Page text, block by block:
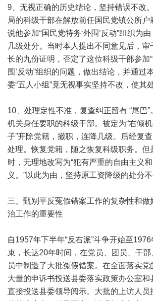
9、无视正确的历史结论，坚持错误不改
局的科级干部在解放前任国民党镇公所
说他参加“国民党特务‘外围’反动”组织为
几级处分。当时本人提出不同意见后，
长的九份证明，否定了这位科级干部参加
围’反动”组织的问题，做出结论，并通过
委“五人小组”竟无视事实坚持不改，使其
10、处理定性不准，复查纠正留有 “尾巴
机关身任要职的科级干部。被定为“右倾
子”开除党籍，撤职，连降几级。后经复
处理。恢复党籍，随之恢复科级职务。但
时，无理地改写为“犯有严重的自由主义
义。”以此为由，坚持原工资降级的处分不
三、甄别平反冤假错案工作的复杂性和做
治工作的重要性
自1957年下半年“反右派”斗争开始至1976
束，长达20年时间，在党员、团员、干部
员中制造了大批冤假错案。在全面落实党
大量的申诉书投送县委落实政策办公室和
直接投送县委领导阅示。大批的上访人员